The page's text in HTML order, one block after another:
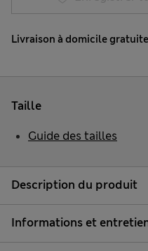
Livraison à domicile
Description du produit
Informations et
Taille
Guide des tailles